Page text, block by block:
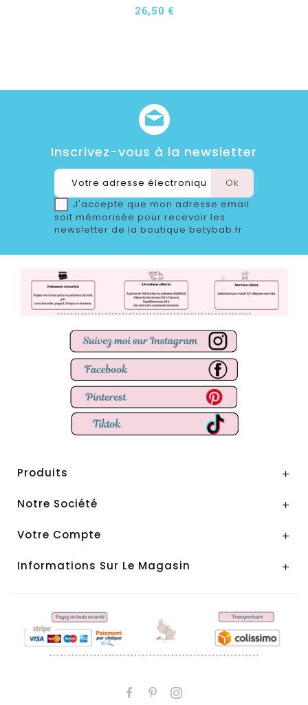
26,50 €
Inscrivez-vous à la newsletter
J'accepte que mon adresse email
soit mémorisée pour recevoir les
newsletter de la boutique betybab.fr
Produits 
Notre Société 
Votre Compte 
Informations Sur Le Magasin 